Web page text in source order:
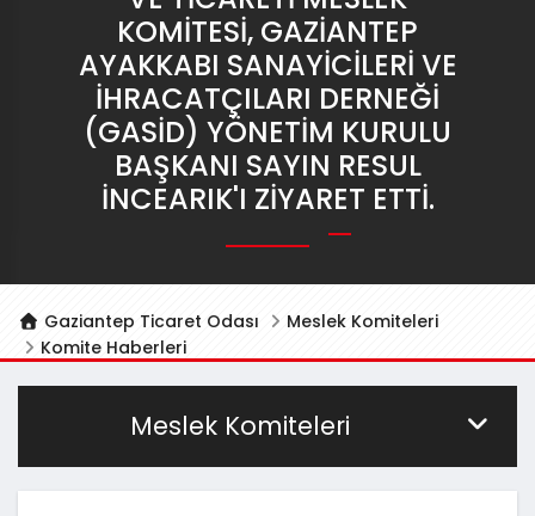
KOMITESI, GAZIANTEP
AYAKKABI SANAYICILERI VE
İHRACATÇILARI DERNEĞI
(GASİD) YÖNETIM KURULU
BAŞKANI SAYIN RESUL
İNCEARIK'I ZIYARET ETTI.
Gaziantep Ticaret Odası
Meslek Komiteleri
Komite Haberleri
Meslek Komiteleri